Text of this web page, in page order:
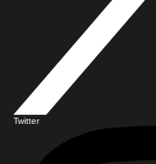
Twitter